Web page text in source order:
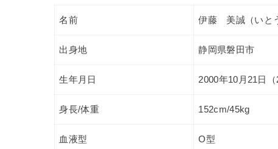
名前 伊藤 美誠（いと
出身地 静岡県磐田市
生年月日 2000年10月21日（
身長/体重 152cm/45kg
血液型 O型